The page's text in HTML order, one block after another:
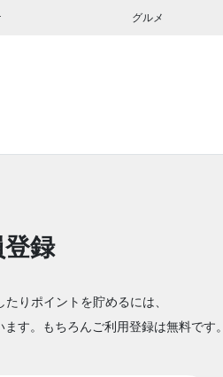
グルメ
録
りポイントを貯めるには、
す。もちろんご利用登録は無料です。